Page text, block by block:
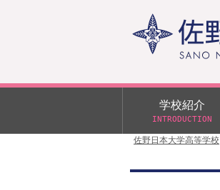
佐野日本大学高等学校
学校紹介
INTRODUCTION
αクラス